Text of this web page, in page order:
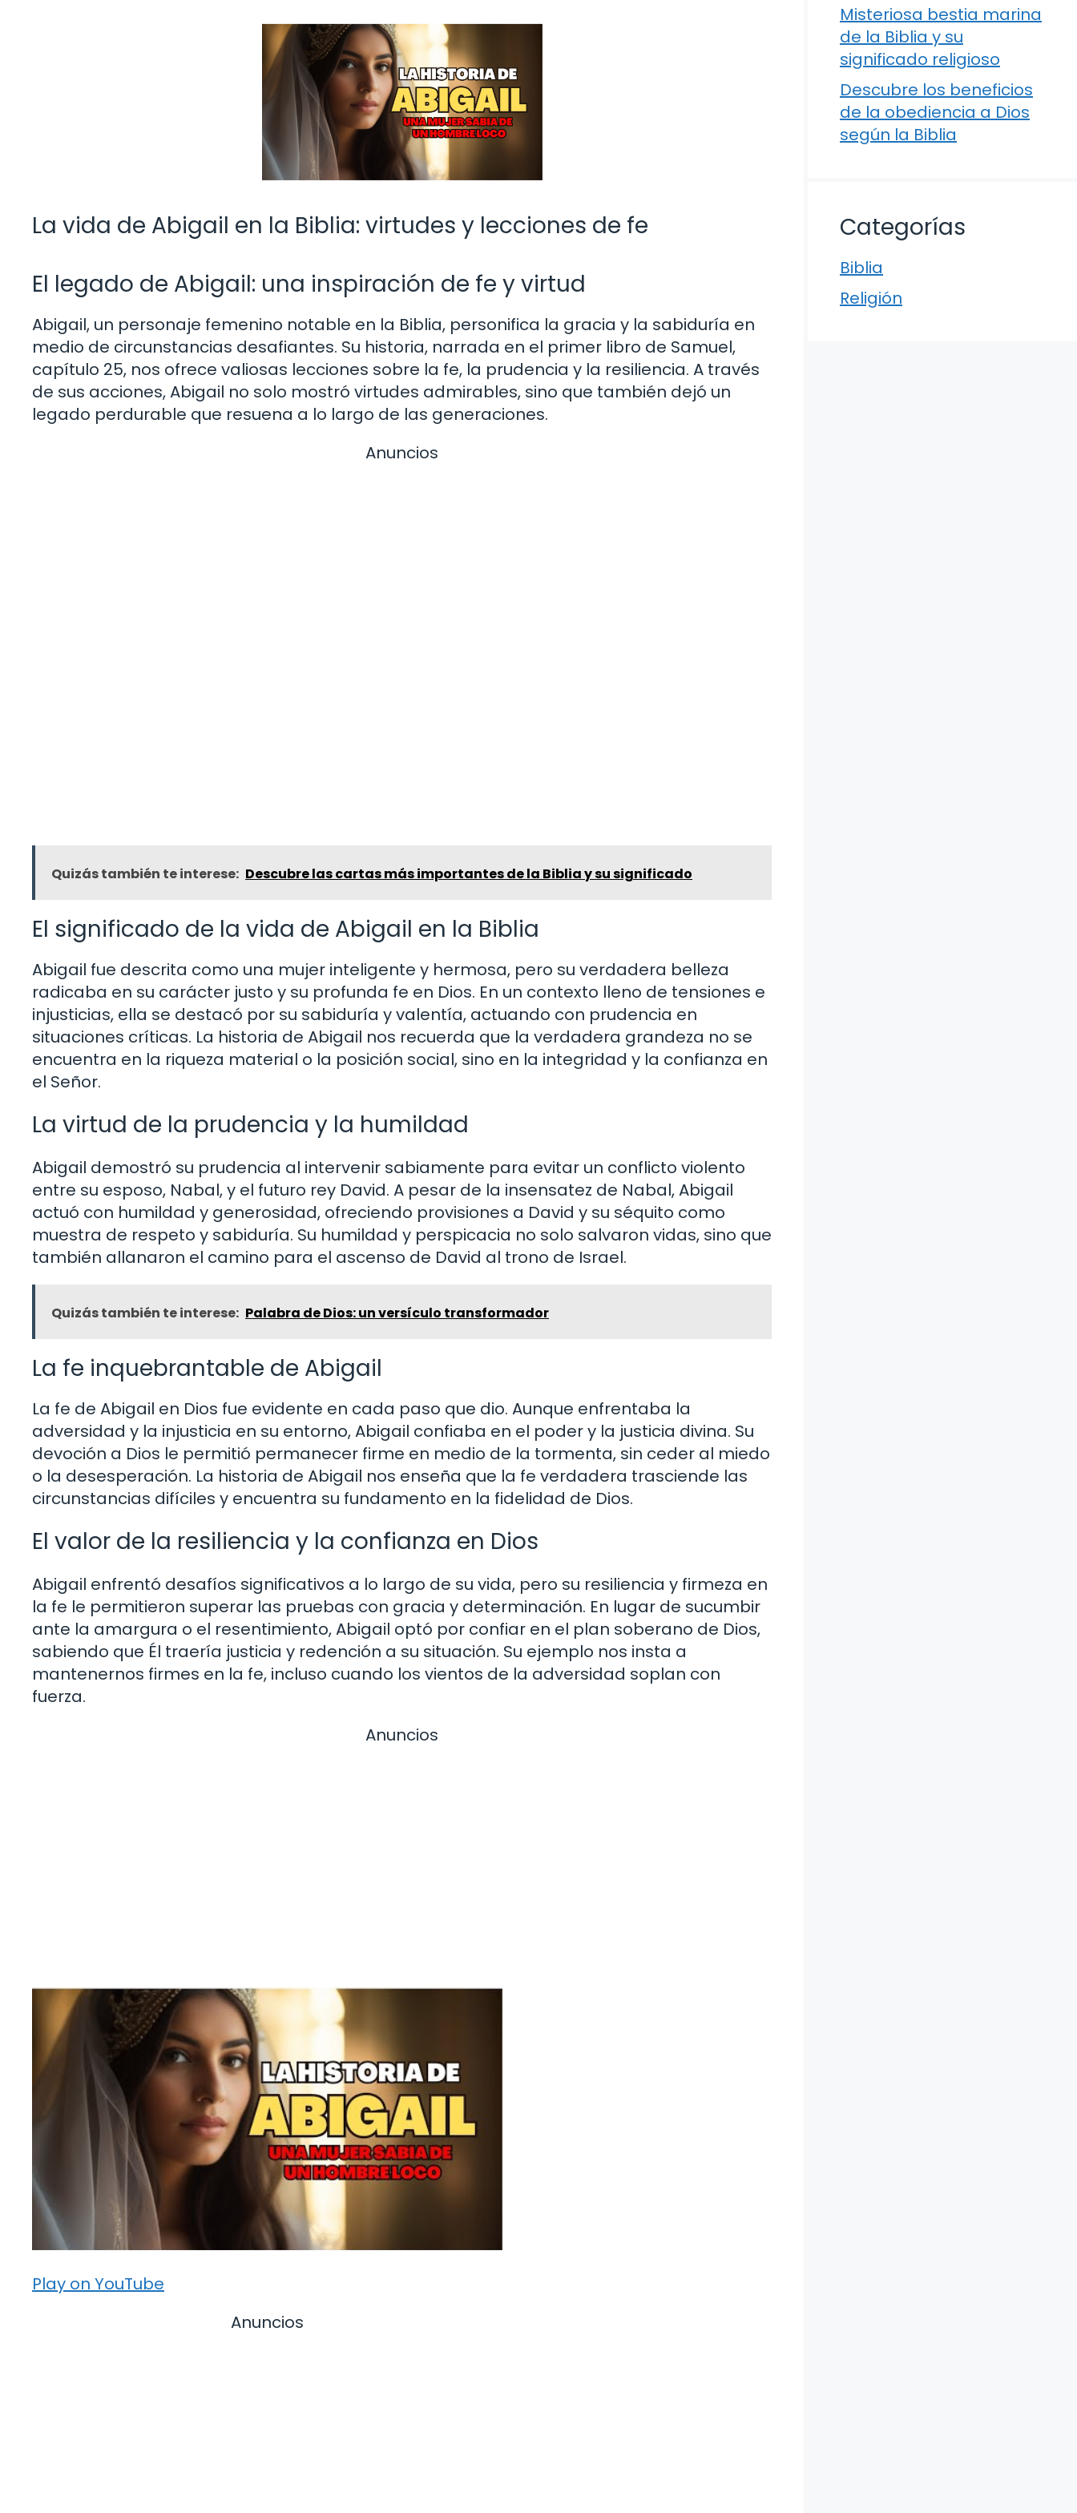
La vida de Abigail en la Biblia: virtudes y lecciones de fe
El legado de Abigail: una inspiración de fe y virtud
Abigail, un personaje femenino notable en la Biblia, personifica la gracia y la sabiduría en
medio de circunstancias desafiantes. Su historia, narrada en el primer libro de Samuel,
capítulo 25, nos ofrece valiosas lecciones sobre la fe, la prudencia y la resiliencia. A través
de sus acciones, Abigail no solo mostró virtudes admirables, sino que también dejó un
legado perdurable que resuena a lo largo de las generaciones.
Anuncios
Quizás también te interese: Descubre las cartas más importantes de la Biblia y su significado
El significado de la vida de Abigail en la Biblia
Abigail fue descrita como una mujer inteligente y hermosa, pero su verdadera belleza
radicaba en su carácter justo y su profunda fe en Dios. En un contexto lleno de tensiones e
injusticias, ella se destacó por su sabiduría y valentía, actuando con prudencia en
situaciones críticas. La historia de Abigail nos recuerda que la verdadera grandeza no se
encuentra en la riqueza material o la posición social, sino en la integridad y la confianza en
el Señor.
La virtud de la prudencia y la humildad
Abigail demostró su prudencia al intervenir sabiamente para evitar un conflicto violento
entre su esposo, Nabal, y el futuro rey David. A pesar de la insensatez de Nabal, Abigail
actuó con humildad y generosidad, ofreciendo provisiones a David y su séquito como
muestra de respeto y sabiduría. Su humildad y perspicacia no solo salvaron vidas, sino que
también allanaron el camino para el ascenso de David al trono de Israel.
Quizás también te interese: Palabra de Dios: un versículo transformador
La fe inquebrantable de Abigail
La fe de Abigail en Dios fue evidente en cada paso que dio. Aunque enfrentaba la
adversidad y la injusticia en su entorno, Abigail confiaba en el poder y la justicia divina. Su
devoción a Dios le permitió permanecer firme en medio de la tormenta, sin ceder al miedo
o la desesperación. La historia de Abigail nos enseña que la fe verdadera trasciende las
circunstancias difíciles y encuentra su fundamento en la fidelidad de Dios.
El valor de la resiliencia y la confianza en Dios
Abigail enfrentó desafíos significativos a lo largo de su vida, pero su resiliencia y firmeza en
la fe le permitieron superar las pruebas con gracia y determinación. En lugar de sucumbir
ante la amargura o el resentimiento, Abigail optó por confiar en el plan soberano de Dios,
sabiendo que Él traería justicia y redención a su situación. Su ejemplo nos insta a
mantenernos firmes en la fe, incluso cuando los vientos de la adversidad soplan con
fuerza.
Anuncios
Play on YouTube
Anuncios
Misteriosa bestia marina
de la Biblia y su
significado religioso
Descubre los beneficios
de la obediencia a Dios
según la Biblia
Categorías
Biblia
Religión